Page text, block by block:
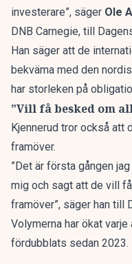
investerare”, säger Ole
DNB Carnegie, till
Han säger att de
bekväma med den
har storleken på
”Vill få besked om
Kjennerud tror också att
framöver.
”Det är första gången
mig och sagt att de vill
framöver”, säger han till
Volymerna har ökat
fördubblats sedan 2023.